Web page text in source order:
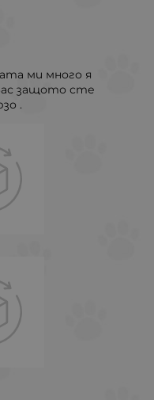
ми много я
защото сте
.